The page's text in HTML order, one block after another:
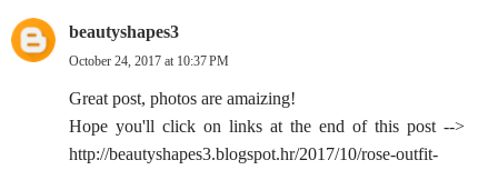
beautyshapes3
October 24, 2017 at 10:37 PM
Great post, photos are amaizing!
Hope you'll click on links at the end of this post -->
http://beautyshapes3.blogspot.hr/2017/10/rose-outfit-